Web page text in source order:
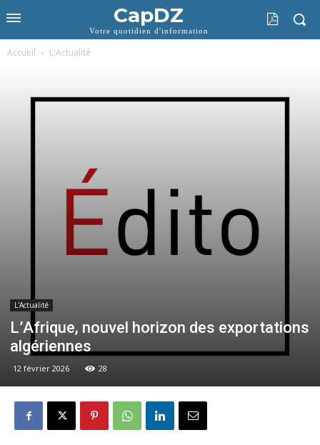
CapDZ
Votre quotidien d'information
Accueil L'Actualité
L'Actualité
L’Afrique, nouvel horizon des exportations
algériennes
12 février 2026 28